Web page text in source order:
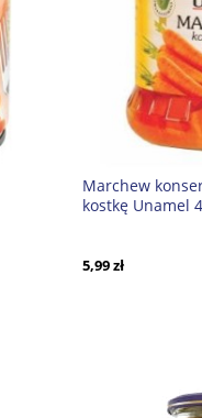
Marchew
kostkę Unamel
5,99 zł